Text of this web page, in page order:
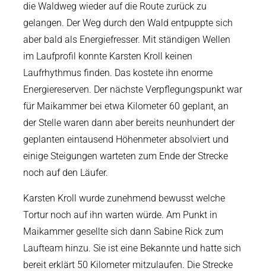
die Waldweg wieder auf die Route zurück zu
gelangen. Der Weg durch den Wald entpuppte sich
aber bald als Energiefresser. Mit ständigen Wellen
im Laufprofil konnte Karsten Kroll keinen
Laufrhythmus finden. Das kostete ihn enorme
Energiereserven. Der nächste Verpflegungspunkt war
für Maikammer bei etwa Kilometer 60 geplant, an
der Stelle waren dann aber bereits neunhundert der
geplanten eintausend Höhenmeter absolviert und
einige Steigungen warteten zum Ende der Strecke
noch auf den Läufer.
Karsten Kroll wurde zunehmend bewusst welche
Tortur noch auf ihn warten würde. Am Punkt in
Maikammer gesellte sich dann Sabine Rick zum
Laufteam hinzu. Sie ist eine Bekannte und hatte sich
bereit erklärt 50 Kilometer mitzulaufen. Die Strecke